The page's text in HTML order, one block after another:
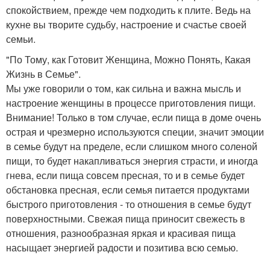
спокойствием, прежде чем подходить к плите. Ведь на
кухне вы творите судьбу, настроение и счастье своей
семьи.
"По Тому, как Готовит Женщина, Можно Понять, Какая
Жизнь в Семье".
Мы уже говорили о том, как сильна и важна мысль и
настроение женщины в процессе приготовления пищи.
Внимание! Только в том случае, если пища в доме очень
острая и чрезмерно используются специи, значит эмоции
в семье будут на пределе, если слишком много соленой
пищи, то будет накапливаться энергия страсти, и иногда
гнева, если пища совсем пресная, то и в семье будет
обстановка пресная, если семья питается продуктами
быстрого приготовления - то отношения в семье будут
поверхностными. Свежая пища приносит свежесть в
отношения, разнообразная яркая и красивая пища
насыщает энергией радости и позитива всю семью.